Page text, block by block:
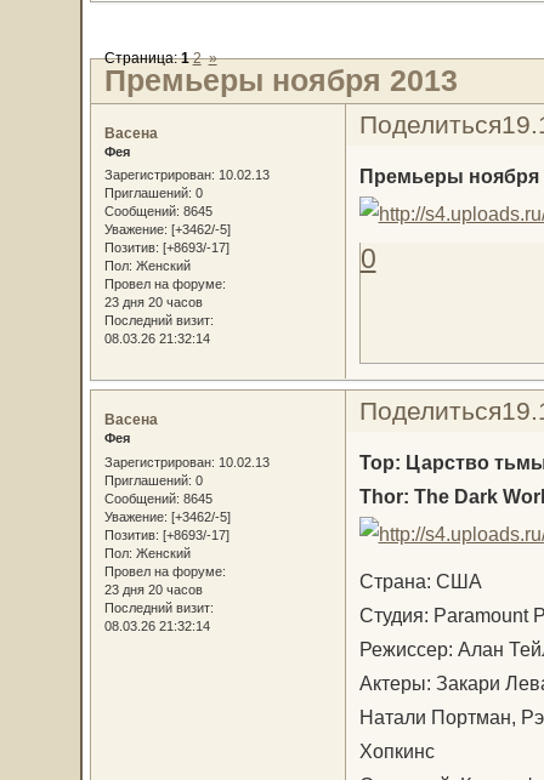
Премьеры ноября 2013
Страница:1 2 »
Поделиться
Васена
Фея
Зарегистрирован: 10.02.13
Приглашений: 0
Сообщений: 8645
Уважение: [+3462/-5]
Позитив: [+8693/-17]
Пол: Женский
Провел на форуме:
23 дня 20 часов
Последний визит:
08.03.26 21:32:14
Премьеры ноября
0
Поделиться
Васена
Фея
Зарегистрирован: 10.02.13
Приглашений: 0
Сообщений: 8645
Уважение: [+3462/-5]
Позитив: [+8693/-17]
Пол: Женский
Провел на форуме:
23 дня 20 часов
Последний визит:
08.03.26 21:32:14
Тор: Царство
Thor: The Dark
Страна: США
Студия: Paramount
Режиссер: Алан
Актеры: Закари
Натали Портман,
Хопкинс